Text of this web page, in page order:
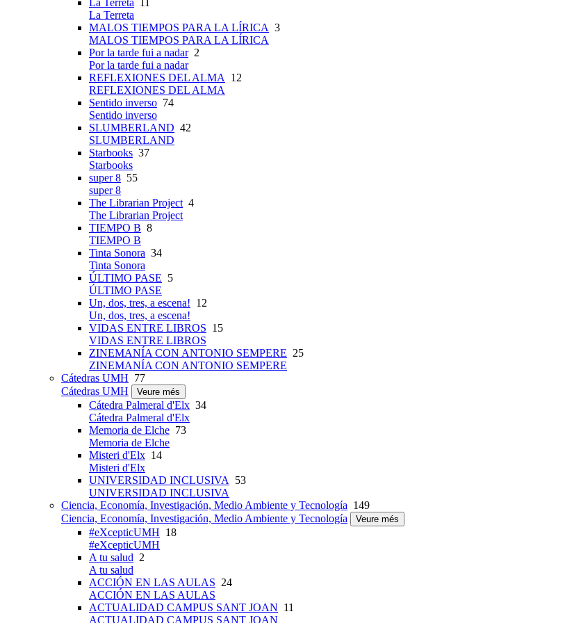
La Terreta
La Terreta
MALOS TIEMPOS PARA LA LÍRICA 3
MALOS TIEMPOS PARA LA LÍRICA
Por la tarde fui a nadar2
Por la tarde fui a nadar
REFLEXIONES DEL ALMA
12
REFLEXIONES DEL ALMA
Sentido inverso 74
Sentido inverso
SLUMBERLAND 42
SLUMBERLAND
Starbooks 37
Starbooks
super 8 55
super 8
The Librarian Project 4
The Librarian Project
TIEMPO B 8
TIEMPO B
Tinta Sonora 34
Tinta Sonora
ÚLTIMO PASE 5
ÚLTIMO PASE
Un, dos, tres, a escena! 12
Un, dos, tres, a escena!
VIDAS ENTRE LIBROS 15
VIDAS ENTRE LIBROS
ZINEMANÍA CON ANTONIO SEMPERE 25
ZINEMANÍA CON ANTONIO SEMPERE
Cátedras UMH 77
Cátedras UMH
Veure més
Cátedra Palmeral d'Elx 34
Cátedra Palmeral d'Elx
Memoria de Elche 73
Memoria de Elche
Misteri d'Elx 14
Misteri d'Elx
UNIVERSIDAD INCLUSIVA
53
UNIVERSIDAD INCLUSIVA
Ciencia, Economía, Investigación, Medio Ambiente y Tecnología 149
Ciencia, Economía, Investigación, Medio Ambiente y Tecnología
Veure més
#eXcepticUMH 18
#eXcepticUMH
A tu salud 2
A tu salud
ACCIÓN EN LAS AULAS 24
ACCIÓN EN LAS AULAS
ACTUALIDAD CAMPUS SANT JOAN 11
ACTUALIDAD CAMPUS SANT JOAN